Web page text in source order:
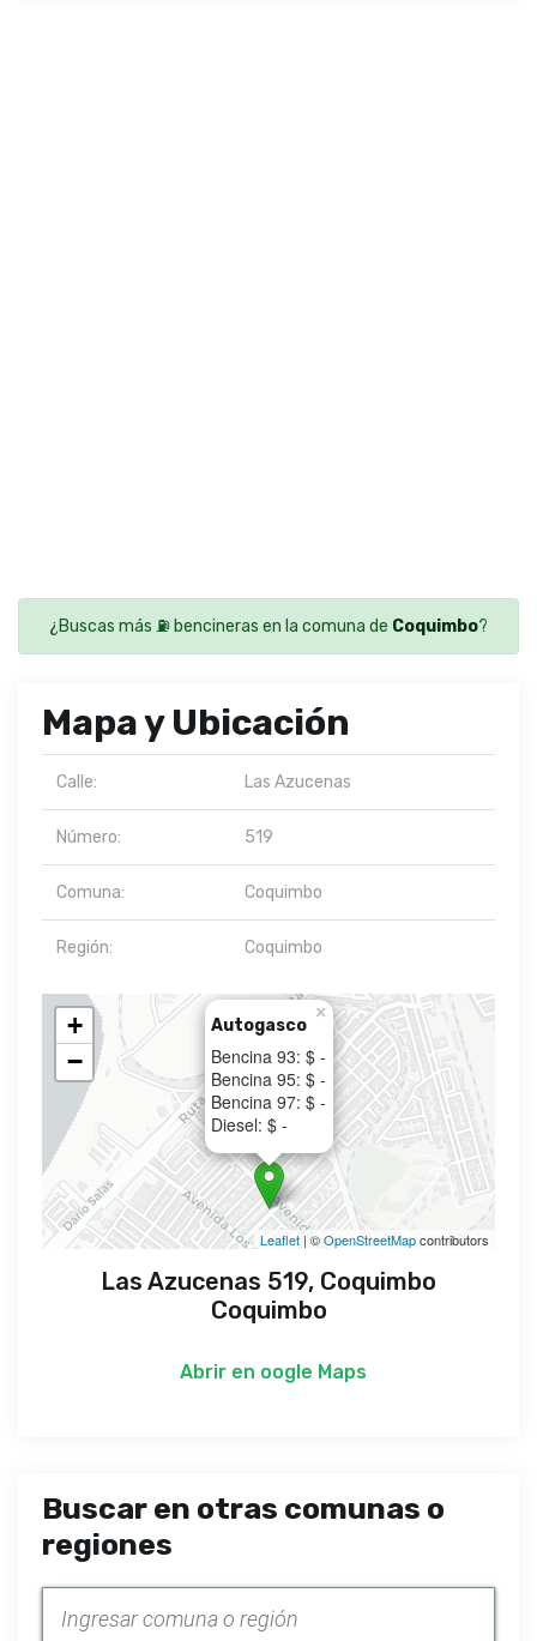
¿Buscas más ⛽ bencineras en la comuna de Coquimbo?
Mapa y Ubicación
Calle: Las Azucenas
Número: 519
Comuna: Coquimbo
Región: Coquimbo
Autogasco
Bencina 93: $ -
Bencina 95: $ -
Bencina 97: $ -
Diesel: $ -
×
+
−
Leaflet | ©OpenStreetMapcontributors
Las Azucenas 519, Coquimbo
Coquimbo
Abrir en oogle Maps
Buscar en otras comunas o
regiones